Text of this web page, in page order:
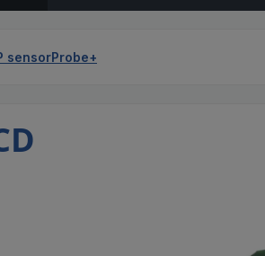
sensorProbe+